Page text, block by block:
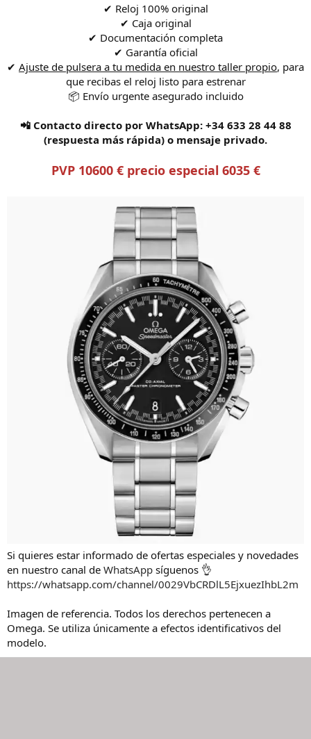
i
✔ Reloj 100% original
✔ Caja original
✔ Documentación completa
✔ Garantía oficial
✔ Ajuste de pulsera a tu medida en nuestro taller propio, para
que recibas el reloj listo para estrenar
📦 Envío urgente asegurado incluido
📲 Contacto directo por WhatsApp: +34 633 28 44 88
(respuesta más rápida) o mensaje privado.
PVP 10600 € precio especial 6035 €
Si quieres estar informado de ofertas especiales y novedades
en nuestro canal de WhatsApp síguenos 👌
https://whatsapp.com/channel/0029VbCRDlL5EjxuezIhbL2m
Imagen de referencia. Todos los derechos pertenecen a
Omega. Se utiliza únicamente a efectos identificativos del
modelo.